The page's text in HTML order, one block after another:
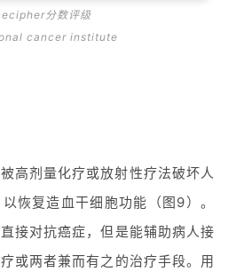
分数评级
cancer institute
高剂量化疗或放射性疗法破坏人
恢复造血干细胞功能（图9）。
接对抗癌症，但是能辅助病人接
或两者兼而有之的治疗手段。用